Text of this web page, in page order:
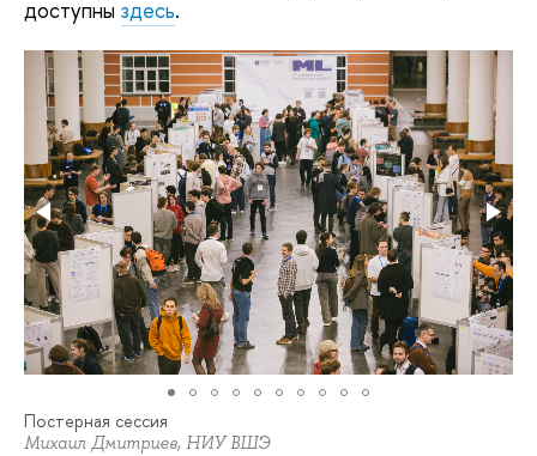
доступны здесь.
Постерная сессия
Михаил Дмитриев, НИУ ВШЭ